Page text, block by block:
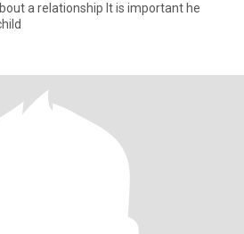
a relationship lt is important he